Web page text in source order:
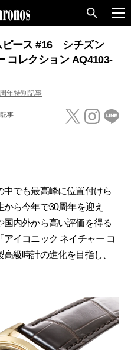
ピース #16 シチズン
コレクション AQ4103-
年特別記事
事
中でも最高峰に位置付けら
ら今年で30周年を迎え
内外から高い評価を得る
イコニック ネイチャー コ
級時計の進化を目指し、